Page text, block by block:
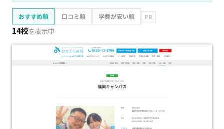
おすすめ順 口コミ順 学費が安い順 PR
14校を表示中